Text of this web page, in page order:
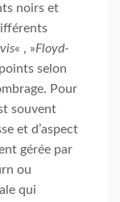
noirs et
« , »Floyd-
selon
Pour
souvent
et d’aspect
gérée par
ou
qui